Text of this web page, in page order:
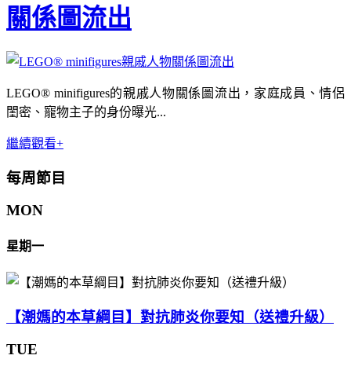
關係圖流出
LEGO® minifigures的親戚人物關係圖流出，家庭成員、情侶
閨密、寵物主子的身份曝光...
繼續觀看+
每周節目
MON
星期一
【潮媽的本草綱目】對抗肺炎你要知（送禮升級）
TUE